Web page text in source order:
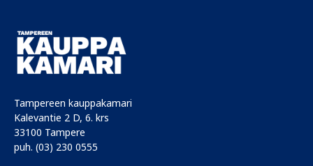
Tampereen kauppakamari
Kalevantie 2 D, 6. krs
33100 Tampere
puh. (03) 230 0555